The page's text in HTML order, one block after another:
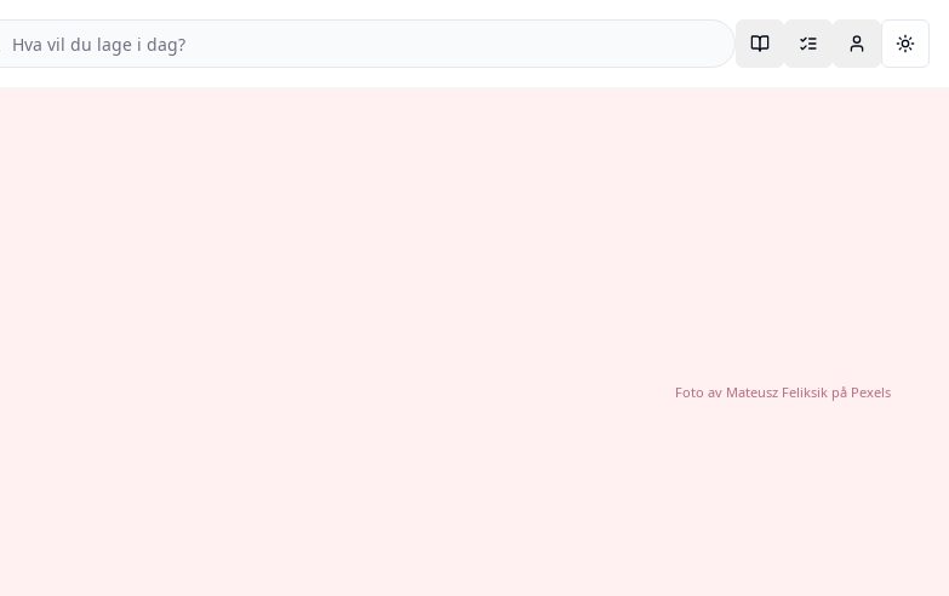
i oppskrifter
Foto av Mateusz Feliksikpå Pexels